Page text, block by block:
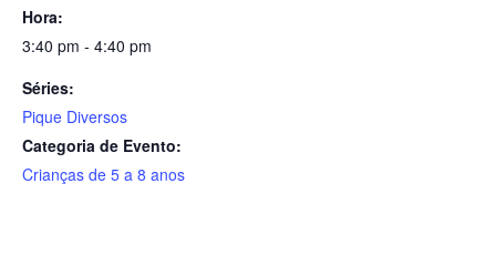
Hora:
3:40 pm - 4:40 pm
Séries:
Pique Diversos
Categoria de Evento:
Crianças de 5 a 8 anos